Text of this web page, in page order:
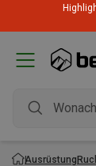
Ausrüstung